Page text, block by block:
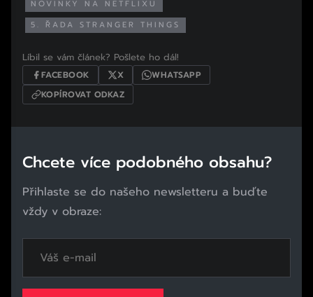
NOVINKY NA NETFLIXU
5. ŘADA STRANGER THINGS
Líbil se vám článek? Pošlete ho dál!
FACEBOOK X
WHATSAPP
KOPÍROVAT ODKAZ
Chcete více podobného obsahu?
Přihlaste se do našeho newsletteru a buďte
vždy v obraze: